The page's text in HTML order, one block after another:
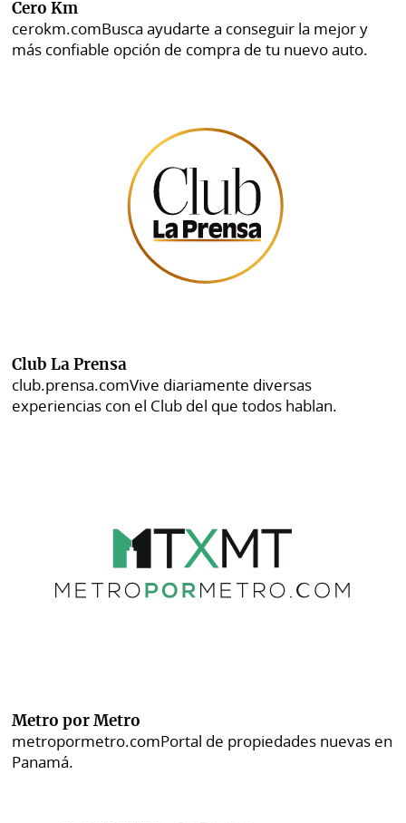
Cero Km
cerokm.comBusca ayudarte a conseguir la mejor y
más confiable opción de compra de tu nuevo auto.
Club La Prensa
club.prensa.comVive diariamente diversas
experiencias con el Club del que todos hablan.
Metro por Metro
metropormetro.comPortal de propiedades nuevas en
Panamá.